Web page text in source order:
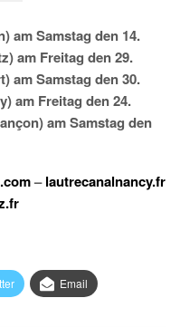
am Samstag den 14.
am Freitag den 29.
am Samstag den 30.
am Freitag den 24.
am Samstag den
–lautrecanalnancy.fr
Email